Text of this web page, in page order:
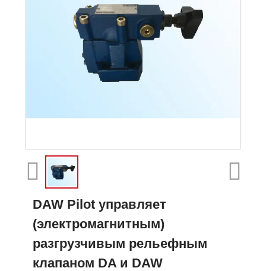
DAW Pilot управляет
(электромагнитным)
разгрузчивым рельефным
клапаном DA и DAW